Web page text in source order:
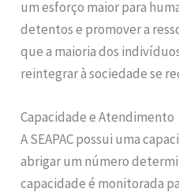
um esforço maior para
detentos e promover a
que a maioria dos
reintegrar à sociedade se
Capacidade e Atendimento
A SEAPAC possui uma
abrigar um número
capacidade é monitorada